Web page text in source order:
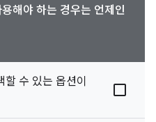
해야 하는 경우는 언제인
수 있는 옵션이